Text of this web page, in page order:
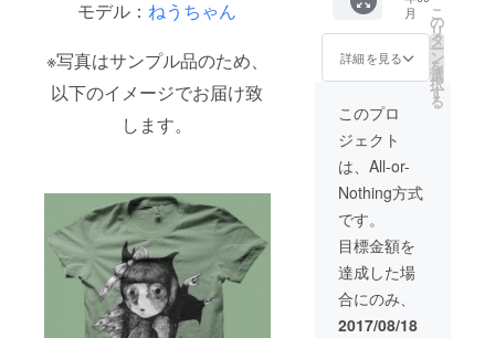
モデル： ねうちゃん
※写真はサンプル品のため、
以下のイメージでお届け致
します。
で、ご不明
な点がござ
いました
載の上、下
記連絡先に
お問い合わ
せください
ませ。
village-
vanguard@c
amp-fire.jp
どうぞよろ
得で
す！
月
詳細を見る
こ
の
リ
タ
ー
ン
を
選
択
す
る
このプロ
ジェクト
は、All-or-
Nothing方式
です。
目標金額を
達成した場
合にのみ、
2017/08/18